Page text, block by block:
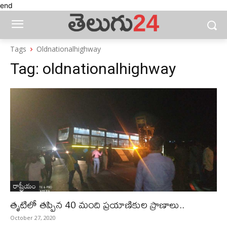
end
Tags Oldnationalhighway
Tag: oldnationalhighway
రాష్ట్రీయం
తృటిలో తప్పిన 40 మంది ప్రయాణికుల ప్రాణాలు..
October 27, 2020